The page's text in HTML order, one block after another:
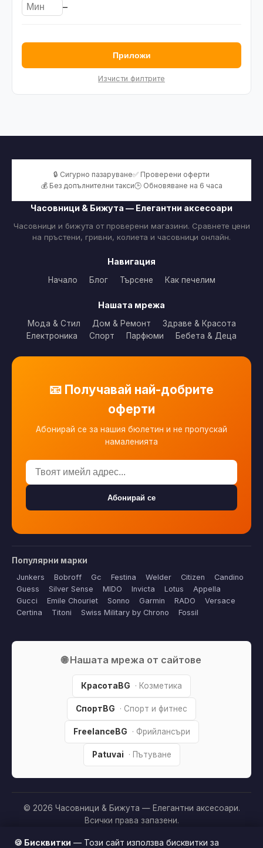
–
Приложи
Изчисти филтрите
🔒 Сигурно пазаруване✅ Проверени оферти
💰 Без допълнителни такси🕒 Обновяване на 6 часа
Часовници & Бижута — Елегантни аксесоари
Часовници и бижута от проверени магазини. Сравнете цени
на пръстени, гривни, колиета и часовници онлайн.
Навигация
Начало Блог Търсене Как печелим
Нашата мрежа
Мода & Стил Дом & Ремонт
Здраве & Красота
Електроника
Спорт Парфюми Бебета & Деца
📧 Получавай най-добрите
оферти
Абонирай се за нашия бюлетин и не пропускай
намаленията
Абонирай се
Популярни марки
Junkers Bobroff Gc Festina Welder Citizen
Candino
Guess
Silver Sense MIDO Invicta Lotus
Appella
Gucci
Emile Chouriet Sonno Garmin RADO
Versace
Certina
Titoni Swiss Military by Chrono Fossil
🌐 Нашата мрежа от сайтове
КрасотаBG · Козметика
СпортBG · Спорт и фитнес
FreelanceBG · Фрийлансъри
Patuvai · Пътуване
© 2026 Часовници & Бижута — Елегантни аксесоари.
Всички права запазени.
Партньорско разкриване:
Този сайт е независим и
🍪 Бисквитки — Този сайт използва бисквитки за